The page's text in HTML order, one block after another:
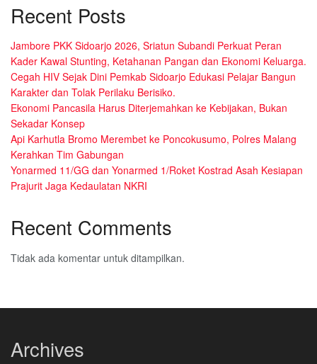
Recent Posts
Jambore PKK Sidoarjo 2026, Sriatun Subandi Perkuat Peran
Kader Kawal Stunting, Ketahanan Pangan dan Ekonomi Keluarga.
Cegah HIV Sejak Dini Pemkab Sidoarjo Edukasi Pelajar Bangun
Karakter dan Tolak Perilaku Berisiko.
Ekonomi Pancasila Harus Diterjemahkan ke Kebijakan, Bukan
Sekadar Konsep
Api Karhutla Bromo Merembet ke Poncokusumo, Polres Malang
Kerahkan Tim Gabungan
Yonarmed 11/GG dan Yonarmed 1/Roket Kostrad Asah Kesiapan
Prajurit Jaga Kedaulatan NKRI
Recent Comments
Tidak ada komentar untuk ditampilkan.
Archives